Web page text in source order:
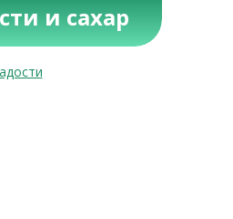
и сахар